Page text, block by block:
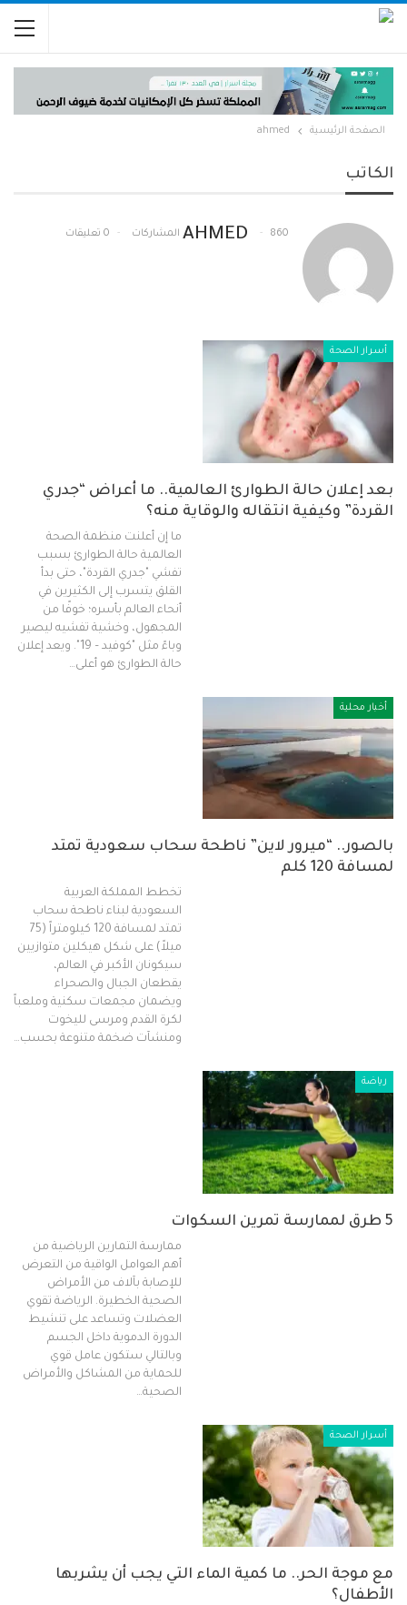
الصفحة الرئيسية ahmed
الكاتب
AHMED 860 المشاركات 0 تعليقات
أسرار الصحة
بعد إعلان حالة الطوارئ العالمية.. ما أعراض “جدري
القردة” وكيفية انتقاله والوقاية منه؟
ما إن أعلنت منظمة الصحة
العالمية حالة الطوارئ بسبب
تفشي "جدري القردة"، حتى بدأ
القلق يتسرب إلى الكثيرين في
أنحاء العالم بأسره؛ خوفًا من
المجهول، وخشية تفشيه ليصير
وباءً مثل "كوفيد – 19". ويعد إعلان
حالة الطوارئ هو أعلى…
أخبار محلية
بالصور.. “ميرور لاين” ناطحة سحاب سعودية تمتد
لمسافة 120 كلم
تخطط المملكة العربية
السعودية لبناء ناطحة سحاب
تمتد لمسافة 120 كيلومتراً (75
ميلاً) على شكل هيكلين متوازيين
سيكونان الأكبر في العالم،
يقطعان الجبال والصحراء
ويضمان مجمعات سكنية وملعباً
لكرة القدم ومرسى لليخوت
ومنشآت ضخمة متنوعة بحسب…
رياضة
5 طرق لممارسة تمرين السكوات
ممارسة التمارين الرياضية من
أهم العوامل الواقية من التعرض
للإصابة بآلاف من الأمراض
الصحية الخطيرة. الرياضة تقوي
العضلات وتساعد على تنشيط
الدورة الدموية داخل الجسم
وبالتالي ستكون عامل قوي
للحماية من المشاكل والأمراض
الصحية…
أسرار الصحة
مع موجة الحر.. ما كمية الماء التي يجب أن يشربها
الأطفال؟